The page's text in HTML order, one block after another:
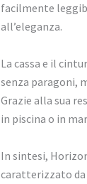
facilmente
all’eleganza.
La cassa e il
senza paragoni,
Grazie alla sua
in piscina o in
In sintesi,
caratterizzato da